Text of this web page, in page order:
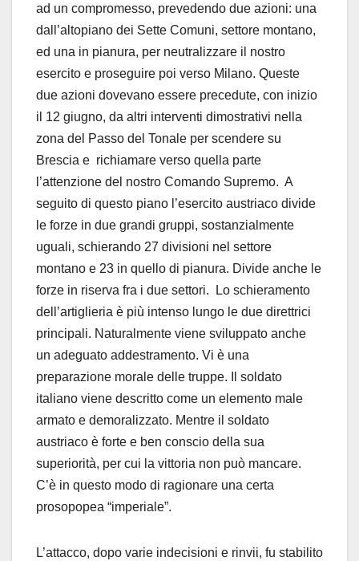
ad un compromesso, prevedendo due azioni: una
dall’altopiano dei Sette Comuni, settore montano,
ed una in pianura, per neutralizzare il nostro
esercito e proseguire poi verso Milano. Queste
due azioni dovevano essere precedute, con inizio
il 12 giugno, da altri interventi dimostrativi nella
zona del Passo del Tonale per scendere su
Brescia e richiamare verso quella parte
l’attenzione del nostro Comando Supremo. A
seguito di questo piano l’esercito austriaco divide
le forze in due grandi gruppi, sostanzialmente
uguali, schierando 27 divisioni nel settore
montano e 23 in quello di pianura. Divide anche le
forze in riserva fra i due settori. Lo schieramento
dell’artiglieria è più intenso lungo le due direttrici
principali. Naturalmente viene sviluppato anche
un adeguato addestramento. Vi è una
preparazione morale delle truppe. Il soldato
italiano viene descritto come un elemento male
armato e demoralizzato. Mentre il soldato
austriaco è forte e ben conscio della sua
superiorità, per cui la vittoria non può mancare.
C’è in questo modo di ragionare una certa
prosopopea “imperiale”.
L’attacco, dopo varie indecisioni e rinvii, fu stabilito